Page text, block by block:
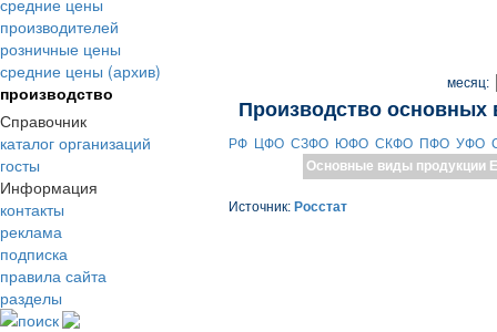
средние цены
производителей
розничные цены
средние цены (архив)
производство
Справочник
каталог организаций
госты
Информация
контакты
реклама
подписка
правила сайта
разделы
поиск
месяц:
Производство основных
РФ ЦФО СЗФО ЮФО СКФО ПФО УФО
Основные виды продукции
Источник: Росстат